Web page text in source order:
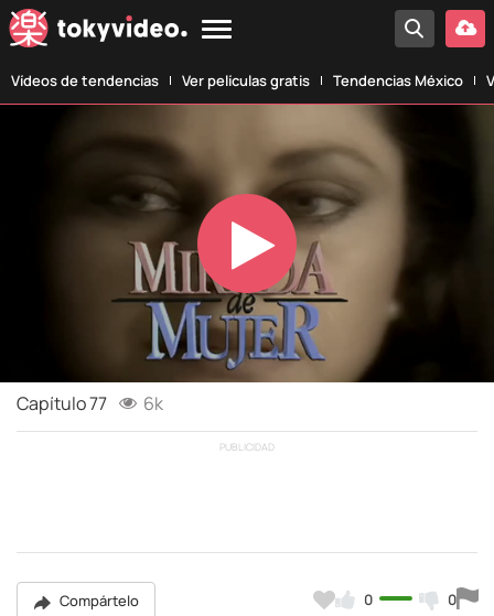
Vídeos de tendencias Ver películas gratis Tendencias México
Play
Video
Capítulo 77 6k
PUBLICIDAD
Compártelo 0 0